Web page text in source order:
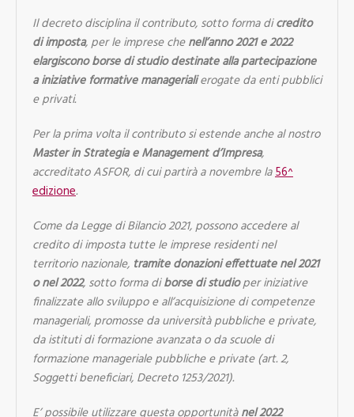
Il decreto disciplina il contributo, sotto forma dicredito
di imposta, per le imprese chenell’anno 2021 e 2022
elargiscono borse di studio destinate alla partecipazione
a iniziative formative managerialierogate da enti pubblici
e privati.
Per la prima volta il contributo si estende anche al nostro
Master in Strategia e Management d’Impresa,
accreditato ASFOR, di cui partirà a novembre la56^
edizione.
Come da Legge di Bilancio 2021, possono accedere al
credito di imposta tutte le imprese residenti nel
territorio nazionale, tramite donazioni effettuate nel 2021
o nel 2022, sotto forma diborse di studioper iniziative
finalizzate allo sviluppo e all’acquisizione di competenze
manageriali, promosse da università pubbliche e private,
da istituti di formazione avanzata o da scuole di
formazione manageriale pubbliche e private (art. 2,
Soggetti beneficiari, Decreto 1253/2021).